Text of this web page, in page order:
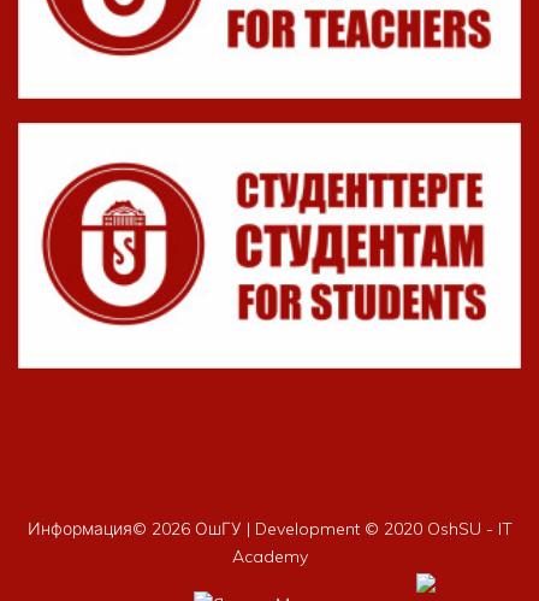
Информация© 2026 ОшГУ | Development © 2020 OshSU - IT
Academy